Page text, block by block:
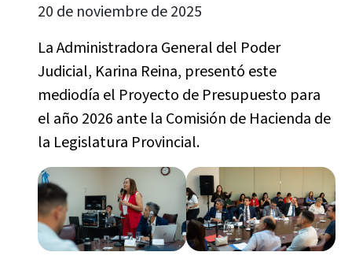
20 de noviembre de 2025
La Administradora General del Poder
Judicial, Karina Reina, presentó este
mediodía el Proyecto de Presupuesto para
el año 2026 ante la Comisión de Hacienda de
la Legislatura Provincial.